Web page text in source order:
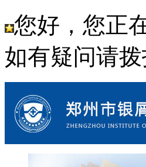
您好，您正
如有疑问请